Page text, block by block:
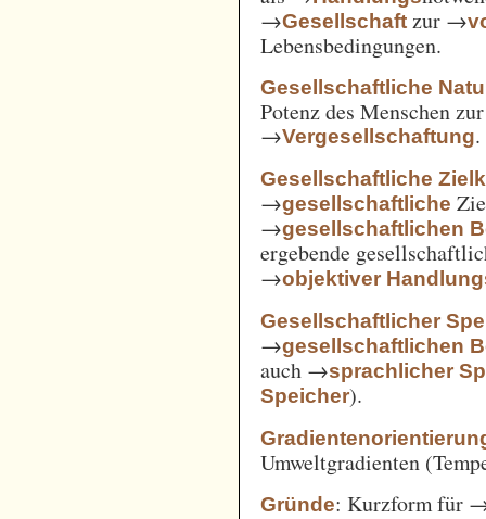
→Gesellschaft zur →
Lebensbedingungen.
Gesellschaftliche
Potenz des Menschen
→Vergesellschaftung.
Gesellschaftliche
→gesellschaftliche
→gesellschaftlichen
ergebende
→objektiver
Gesellschaftlicher
→gesellschaftlichen
auch →sprachlicher
Speicher).
Umweltgradienten
Gründe: Kurzform für